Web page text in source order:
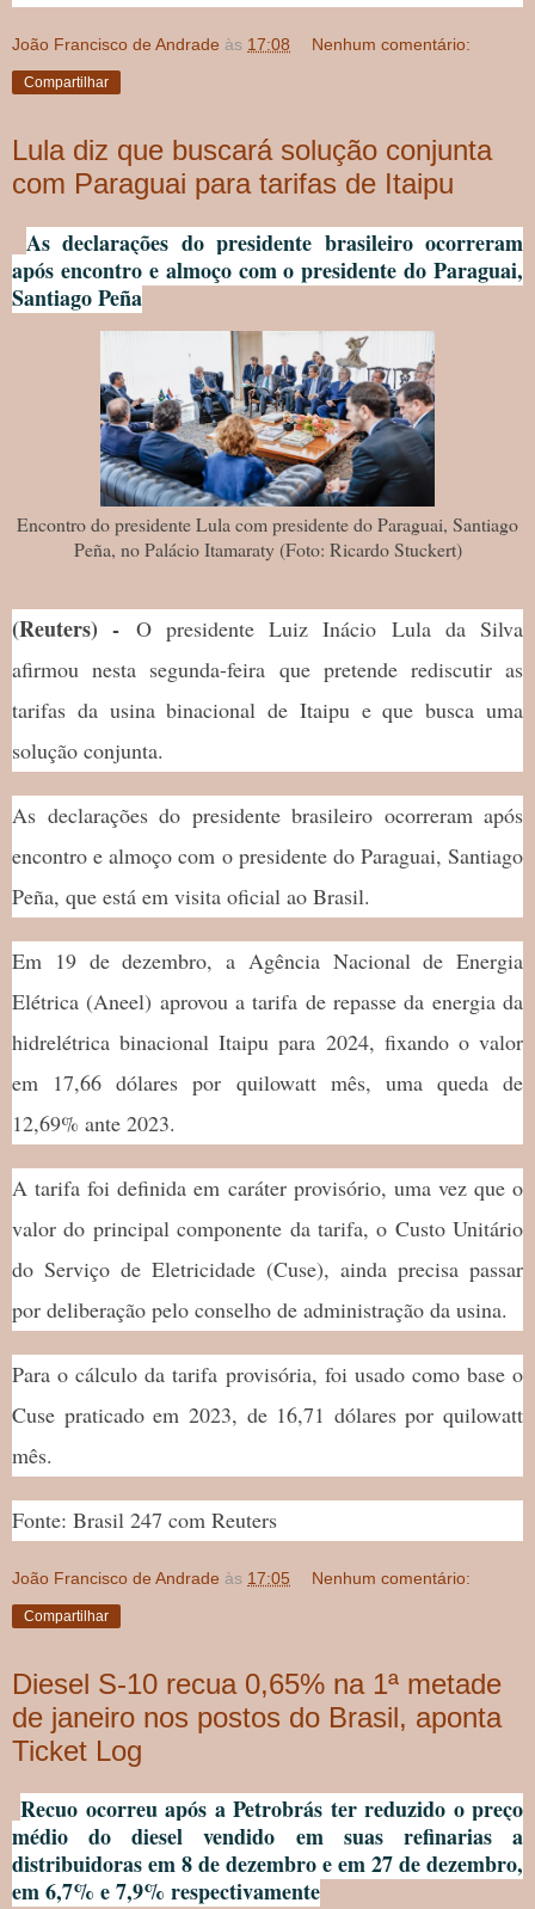
João Francisco de Andrade às 17:08 Nenhum comentário:
Compartilhar
Lula diz que buscará solução conjunta
com Paraguai para tarifas de Itaipu
As declarações do presidente brasileiro ocorreram
após encontro e almoço com o presidente do Paraguai,
Santiago Peña
Encontro do presidente Lula com presidente do Paraguai, Santiago
Peña, no Palácio Itamaraty (Foto: Ricardo Stuckert)
(Reuters) - O presidente Luiz Inácio Lula da Silva
afirmou nesta segunda-feira que pretende rediscutir as
tarifas da usina binacional de Itaipu e que busca uma
solução conjunta.
As declarações do presidente brasileiro ocorreram após
encontro e almoço com o presidente do Paraguai, Santiago
Peña, que está em visita oficial ao Brasil.
Em 19 de dezembro, a Agência Nacional de Energia
Elétrica (Aneel) aprovou a tarifa de repasse da energia da
hidrelétrica binacional Itaipu para 2024, fixando o valor
em 17,66 dólares por quilowatt mês, uma queda de
12,69% ante 2023.
A tarifa foi definida em caráter provisório, uma vez que o
valor do principal componente da tarifa, o Custo Unitário
do Serviço de Eletricidade (Cuse), ainda precisa passar
por deliberação pelo conselho de administração da usina.
Para o cálculo da tarifa provisória, foi usado como base o
Cuse praticado em 2023, de 16,71 dólares por quilowatt
mês.
Fonte: Brasil 247 com Reuters
João Francisco de Andrade às 17:05 Nenhum comentário:
Compartilhar
Diesel S-10 recua 0,65% na 1ª metade
de janeiro nos postos do Brasil, aponta
Ticket Log
Recuo ocorreu após a Petrobrás ter reduzido o preço
médio do diesel vendido em suas refinarias a
distribuidoras em 8 de dezembro e em 27 de dezembro,
em 6,7% e 7,9% respectivamente